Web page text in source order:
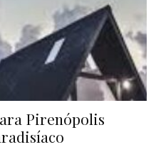
Pirenópolis